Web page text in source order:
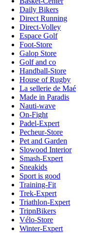
Daily Bikers
Direct Running
Direct-Volley
Espace Golf
Foot-Store
Galop Store
Golf and co
Handball-Store
House of Rugby
La sellerie de Maé
Made in Paradis
Nauti-wave
On-Fight
Padel-Expert
Pecheur-Store
Pet and Garden
Slowood Interior
Smash-Expert
Sneakids
Sport is good
Training-Fit
Trek-Expert
Triathlon-Expert
TripnBikers
Vélo-Store
Winter-Expert